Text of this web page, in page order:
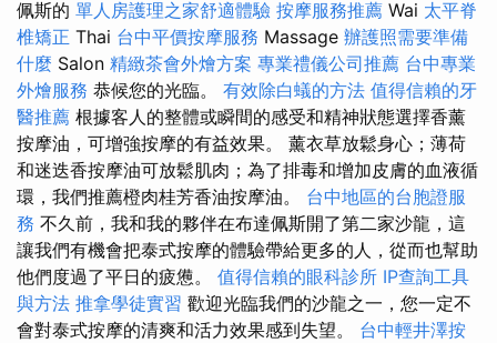
佩斯的 單人房護理之家舒適體驗 按摩服務推薦 Wai 太平脊
椎矯正 Thai 台中平價按摩服務 Massage 辦護照需要準備
什麼 Salon 精緻茶會外燴方案 專業禮儀公司推薦 台中專業
外燴服務 恭候您的光臨。 有效除白蟻的方法 值得信賴的牙
醫推薦 根據客人的整體或瞬間的感受和精神狀態選擇香薰
按摩油，可增強按摩的有益效果。 薰衣草放鬆身心；薄荷
和迷迭香按摩油可放鬆肌肉；為了排毒和增加皮膚的血液循
環，我們推薦橙肉桂芳香油按摩油。 台中地區的台胞證服
務 不久前，我和我的夥伴在布達佩斯開了第二家沙龍，這
讓我們有機會把泰式按摩的體驗帶給更多的人，從而也幫助
他們度過了平日的疲憊。 值得信賴的眼科診所 IP查詢工具
與方法 推拿學徒實習 歡迎光臨我們的沙龍之一，您一定不
會對泰式按摩的清爽和活力效果感到失望。 台中輕井澤按